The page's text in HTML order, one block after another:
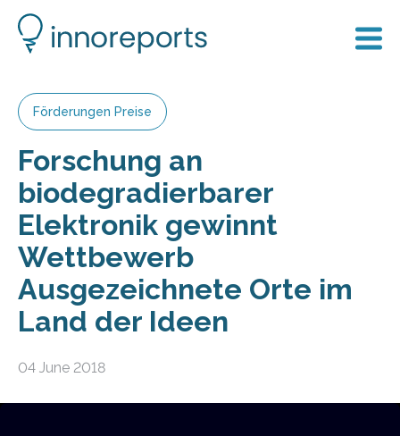
Förderungen Preise
Forschung an
biodegradierbarer
Elektronik gewinnt
Wettbewerb
Ausgezeichnete Orte im
Land der Ideen
04 June 2018